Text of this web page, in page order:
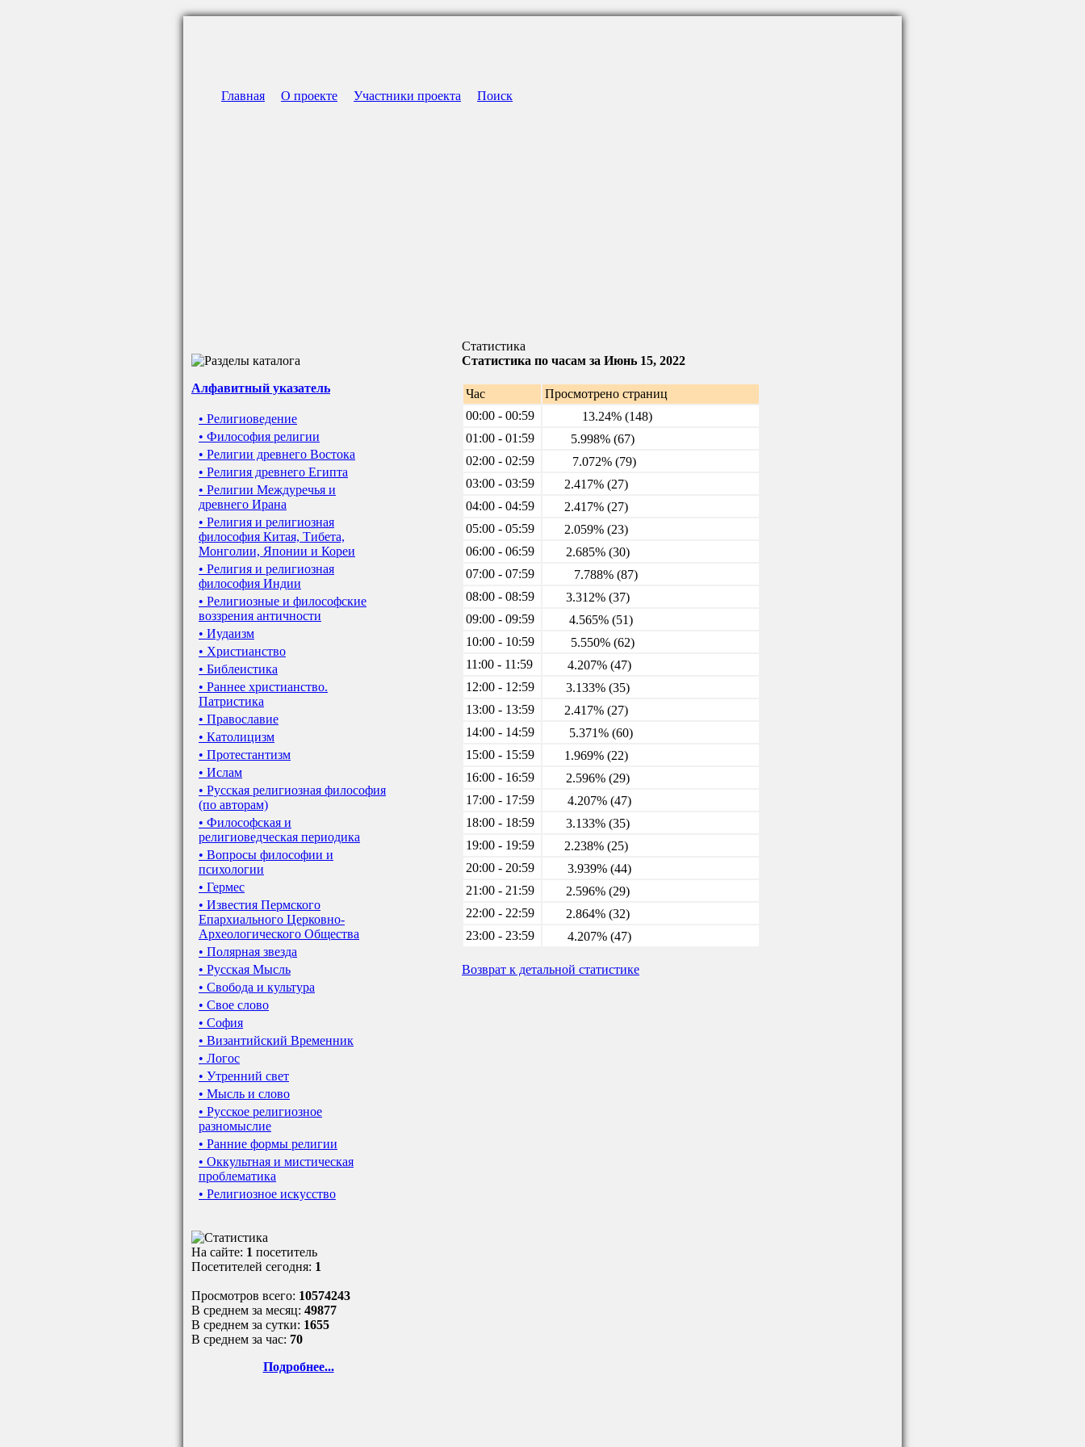
Главная О проекте Участники проекта Поиск
Алфавитный указатель
• Религиоведение
• Философия религии
• Религии древнего Востока
• Религия древнего Египта
• Религии Междуречья и
древнего Ирана
• Религия и религиозная
философия Китая, Тибета,
Монголии, Японии и Кореи
• Религия и религиозная
философия Индии
• Религиозные и философские
воззрения античности
• Иудаизм
• Христианство
• Библеистика
• Раннее христианство.
Патристика
• Православие
• Католицизм
• Протестантизм
• Ислам
• Русская религиозная философия
(по авторам)
• Философская и
религиоведческая периодика
• Вопросы философии и
психологии
• Гермес
• Известия Пермского
Епархиального Церковно-
Археологического Общества
• Полярная звезда
• Русская Мысль
• Свобода и культура
• Свое слово
• София
• Византийский Временник
• Логос
• Утренний свет
• Мысль и слово
• Русское религиозное
разномыслие
• Ранние формы религии
• Оккультная и мистическая
проблематика
• Религиозное искусство
На сайте: 1 посетитель
Посетителей сегодня: 1
Просмотров всего: 10574243
В среднем за месяц: 49877
В среднем за сутки: 1655
В среднем за час: 70
Подробнее...
Статистика
Статистика по часам за Июнь 15, 2022
Час
Просмотрено страниц
00:00 - 00:59
13.24% (148)
01:00 - 01:59
5.998% (67)
02:00 - 02:59
7.072% (79)
03:00 - 03:59
2.417% (27)
04:00 - 04:59
2.417% (27)
05:00 - 05:59
2.059% (23)
06:00 - 06:59
2.685% (30)
07:00 - 07:59
7.788% (87)
08:00 - 08:59
3.312% (37)
09:00 - 09:59
4.565% (51)
10:00 - 10:59
5.550% (62)
11:00 - 11:59
4.207% (47)
12:00 - 12:59
3.133% (35)
13:00 - 13:59
2.417% (27)
14:00 - 14:59
5.371% (60)
15:00 - 15:59
1.969% (22)
16:00 - 16:59
2.596% (29)
17:00 - 17:59
4.207% (47)
18:00 - 18:59
3.133% (35)
19:00 - 19:59
2.238% (25)
20:00 - 20:59
3.939% (44)
21:00 - 21:59
2.596% (29)
22:00 - 22:59
2.864% (32)
23:00 - 23:59
4.207% (47)
Возврат к детальной статистике